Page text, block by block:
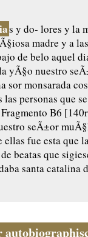
s y do- lores y la
madre y a
de belo aquel
yÃ§o nuestro
sor monsarada
personas que
B6
seÃ±or
fue esta que
beatas que
santa catalina